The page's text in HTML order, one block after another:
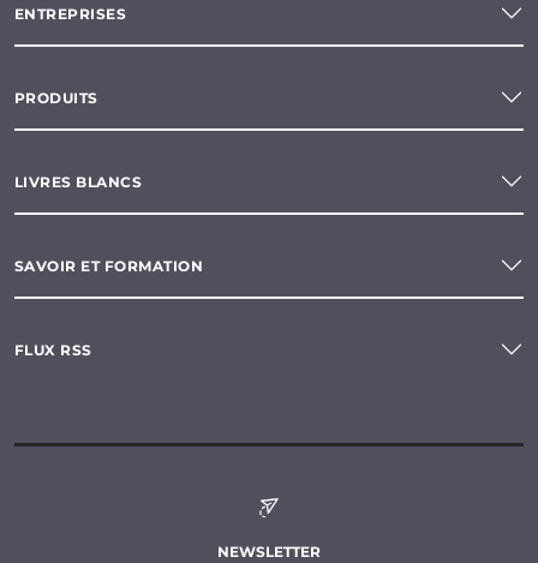
ENTREPRISES
PRODUITS
LIVRES BLANCS
SAVOIR ET FORMATION
FLUX RSS
NEWSLETTER